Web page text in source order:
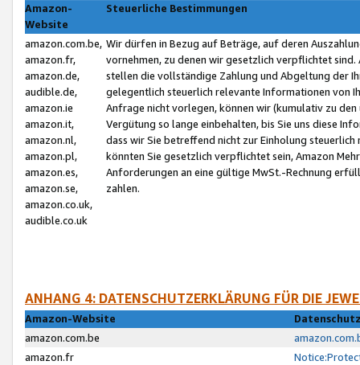
Amazon-
Website
Steuerliche Bestimmungen
amazon.com.be,
amazon.fr,
amazon.de,
audible.de,
amazon.ie
amazon.it,
amazon.nl,
amazon.pl,
amazon.es,
amazon.se,
amazon.co.uk,
audible.co.uk
Wir dürfen in Bezug auf Beträge, auf deren
vornehmen, zu denen wir gesetzlich verpflichtet
stellen die vollständige Zahlung und Abgeltung der
gelegentlich steuerlich relevante Informationen von
Anfrage nicht vorlegen, können wir (kumulativ zu
Vergütung so lange einbehalten, bis Sie uns diese
dass wir Sie betreffend nicht zur Einholung
könnten Sie gesetzlich verpflichtet sein, Amazon
Anforderungen an eine gültige MwSt.-Rechnung
zahlen.
ANHANG 4: DATENSCHUTZERKLÄRUNG FÜR DIE
Amazon-Website
amazon.com.be
amazon.fr